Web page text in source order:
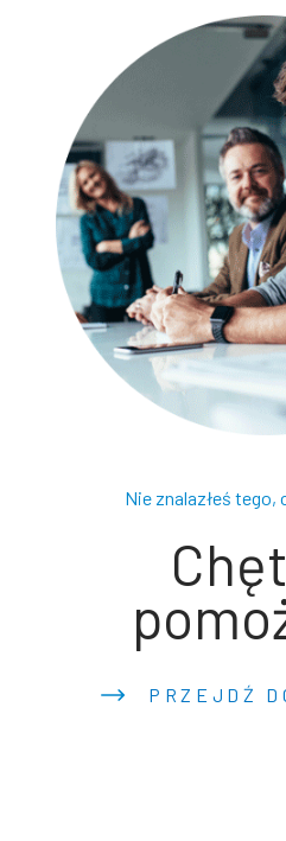
Nie znalazłeś tego,
PRZEJDŹ